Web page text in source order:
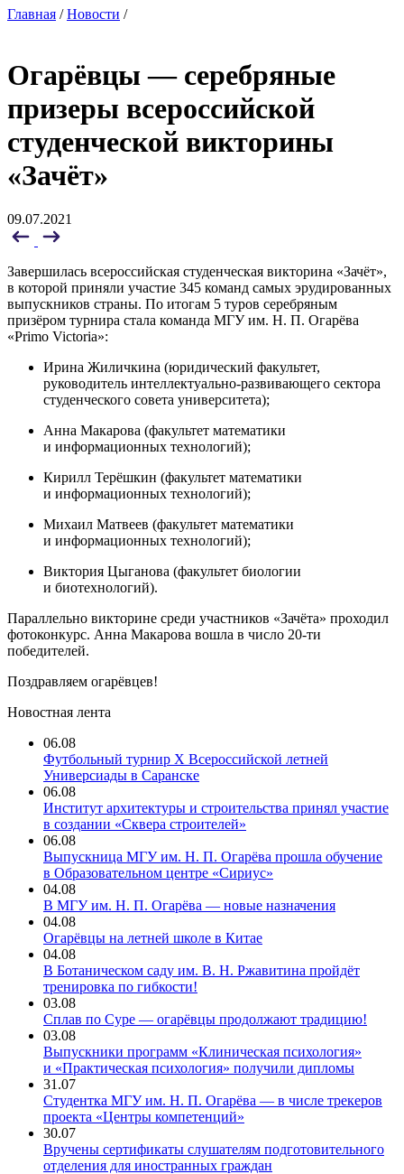
Главная /Новости /
Огарёвцы — серебряные
призеры всероссийской
студенческой викторины
«Зачёт»
09.07.2021
Завершилась всероссийская студенческая викторина «Зачёт»,
в которой приняли участие 345 команд самых эрудированных
выпускников страны. По итогам 5 туров серебряным
призёром турнира стала команда МГУ им. Н. П. Огарёва
«Primo Victoria»:
Ирина Жиличкина (юридический факультет,
руководитель интеллектуально-развивающего сектора
студенческого совета университета);
Анна Макарова (факультет математики
и информационных технологий);
Кирилл Терёшкин (факультет математики
и информационных технологий);
Михаил Матвеев (факультет математики
и информационных технологий);
Виктория Цыганова (факультет биологии
и биотехнологий).
Параллельно викторине среди участников «Зачёта» проходил
фотоконкурс. Анна Макарова вошла в число 20-ти
победителей.
Поздравляем огарёвцев!
Новостная лента
06.08
Футбольный турнир X Всероссийской летней
Универсиады в Саранске
06.08
Институт архитектуры и строительства принял участие
в создании «Сквера строителей»
06.08
Выпускница МГУ им. Н. П. Огарёва прошла обучение
в Образовательном центре «Сириус»
04.08
В МГУ им. Н. П. Огарёва — новые назначения
04.08
Огарёвцы на летней школе в Китае
04.08
В Ботаническом саду им. В. Н. Ржавитина пройдёт
тренировка по гибкости!
03.08
Сплав по Суре — огарёвцы продолжают традицию!
03.08
Выпускники программ «Клиническая психология»
и «Практическая психология» получили дипломы
31.07
Студентка МГУ им. Н. П. Огарёва — в числе трекеров
проекта «Центры компетенций»
30.07
Вручены сертификаты слушателям подготовительного
отделения для иностранных граждан